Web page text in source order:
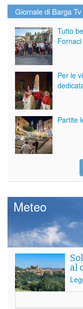
Giornale di Barga Tv
Tutto
Per le
Partite
Meteo
al